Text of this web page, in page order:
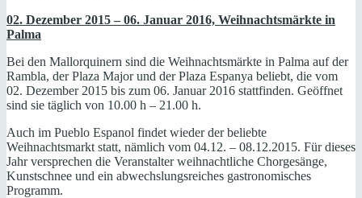
02. Dezember 2015 – 06. Januar 2016, Weihnachtsmärkte in
Palma
Bei den Mallorquinern sind die Weihnachtsmärkte in Palma auf der
Rambla, der Plaza Major und der Plaza Espanya beliebt, die vom
02. Dezember 2015 bis zum 06. Januar 2016 stattfinden. Geöffnet
sind sie täglich von 10.00 h – 21.00 h.
Auch im Pueblo Espanol findet wieder der beliebte
Weihnachtsmarkt statt, nämlich vom 04.12. – 08.12.2015. Für dieses
Jahr versprechen die Veranstalter weihnachtliche Chorgesänge,
Kunstschnee und ein abwechslungsreiches gastronomisches
Programm.